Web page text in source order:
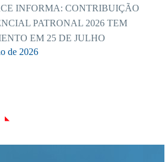
INFORMA: CONTRIBUIÇÃO
PATRONAL 2026 TEM
EM 25 DE JULHO
de 2026